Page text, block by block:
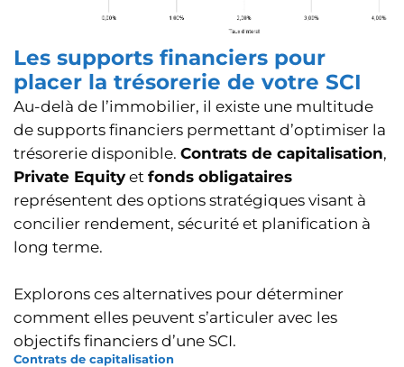
Les supports financiers pour
placer la trésorerie de votre SCI
Au-delà de l’immobilier, il existe une multitude
de supports financiers permettant d’optimiser la
trésorerie disponible. Contrats de capitalisation,
Private Equity et fonds obligataires
représentent des options stratégiques visant à
concilier rendement, sécurité et planification à
long terme.
Explorons ces alternatives pour déterminer
comment elles peuvent s’articuler avec les
objectifs financiers d’une SCI.
Contrats de capitalisation